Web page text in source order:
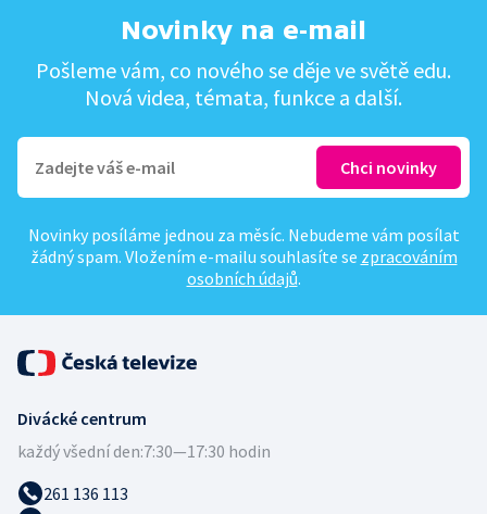
Novinky na e-mail
Pošleme vám, co nového se děje ve světě edu.
Nová videa, témata, funkce a další.
Novinky posíláme jednou za měsíc. Nebudeme vám posílat
žádný spam. Vložením e-mailu souhlasíte se zpracováním
osobních údajů.